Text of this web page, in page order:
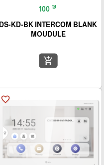
100 ₪
DS-KD-BK INTERCOM BLANK
MOUDULE
add_shopping_cart
favorite_border